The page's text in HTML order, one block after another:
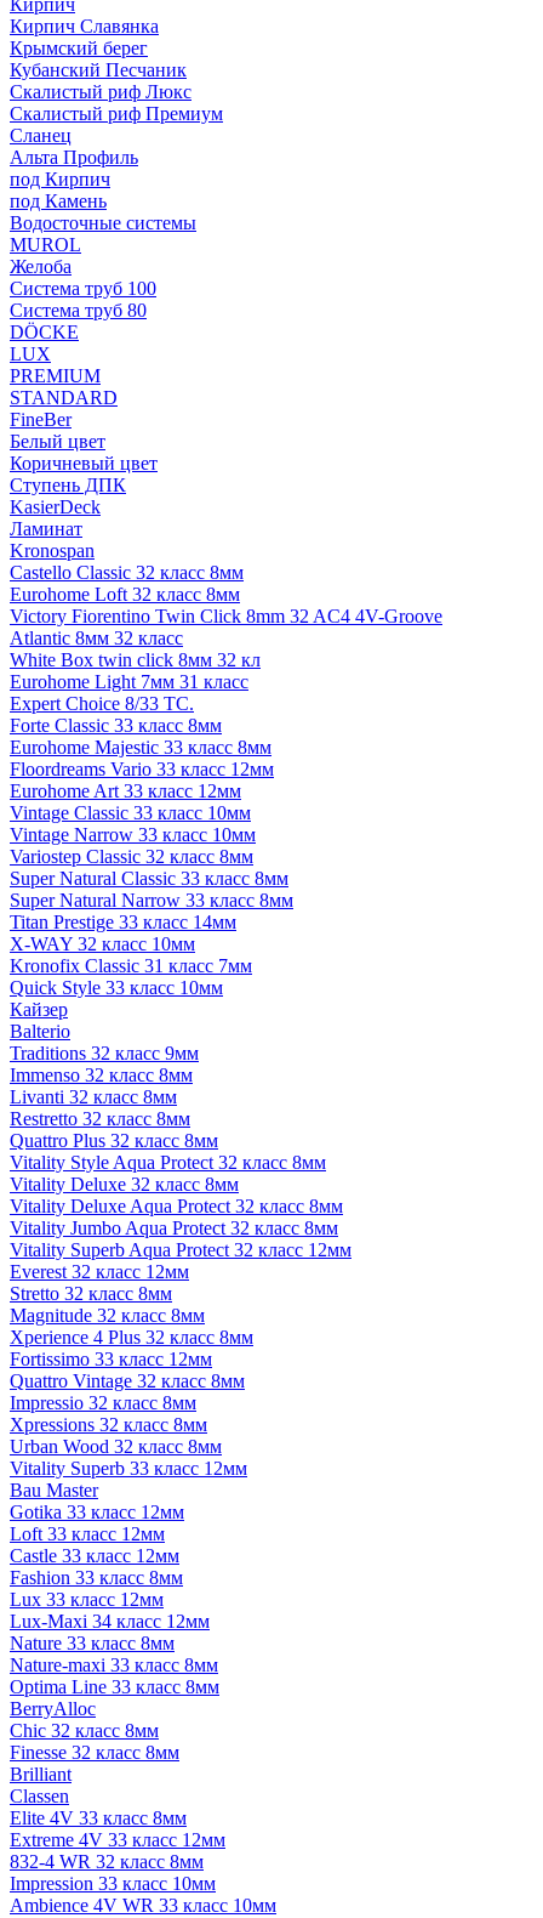
Кирпич
Кирпич Славянка
Крымский берег
Кубанский Песчаник
Скалистый риф Люкс
Скалистый риф Премиум
Сланец
Альта Профиль
под Кирпич
под Камень
Водосточные системы
MUROL
Желоба
Система труб 100
Система труб 80
DÖCKE
LUX
PREMIUM
STANDARD
FineBer
Белый цвет
Коричневый цвет
Ступень ДПК
KasierDeck
Ламинат
Kronospan
Castello Classic 32 класс 8мм
Eurohome Loft 32 класс 8мм
Victory Fiorentino Twin Click 8mm 32 AC4 4V-Groove
Atlantic 8мм 32 класс
White Box twin click 8мм 32 кл
Eurohome Light 7мм 31 класс
Expert Choice 8/33 TC.
Forte Classic 33 класс 8мм
Eurohome Majestic 33 класс 8мм
Floordreams Vario 33 класс 12мм
Eurohome Art 33 класс 12мм
Vintage Classic 33 класс 10мм
Vintage Narrow 33 класс 10мм
Variostep Classic 32 класс 8мм
Super Natural Classic 33 класс 8мм
Super Natural Narrow 33 класс 8мм
Titan Prestige 33 класс 14мм
X-WAY 32 класс 10мм
Kronofix Classic 31 класс 7мм
Quick Style 33 класс 10мм
Кайзер
Balterio
Traditions 32 класс 9мм
Immenso 32 класс 8мм
Livanti 32 класс 8мм
Restretto 32 класс 8мм
Quattro Plus 32 класс 8мм
Vitality Style Aqua Protect 32 класс 8мм
Vitality Deluxe 32 класс 8мм
Vitality Deluxe Aqua Protect 32 класс 8мм
Vitality Jumbo Aqua Protect 32 класс 8мм
Vitality Superb Aqua Protect 32 класс 12мм
Everest 32 класс 12мм
Stretto 32 класс 8мм
Magnitude 32 класс 8мм
Xperience 4 Plus 32 класс 8мм
Fortissimo 33 класс 12мм
Quattro Vintage 32 класс 8мм
Impressio 32 класс 8мм
Xpressions 32 класс 8мм
Urban Wood 32 класс 8мм
Vitality Superb 33 класс 12мм
Bau Master
Gotika 33 класс 12мм
Loft 33 класс 12мм
Castle 33 класс 12мм
Fashion 33 класс 8мм
Lux 33 класс 12мм
Lux-Maxi 34 класс 12мм
Nature 33 класс 8мм
Nature-maxi 33 класс 8мм
Optima Line 33 класс 8мм
BerryAlloc
Chic 32 класс 8мм
Finesse 32 класс 8мм
Brilliant
Classen
Elite 4V 33 класс 8мм
Extreme 4V 33 класс 12мм
832-4 WR 32 класс 8мм
Impression 33 класс 10мм
Ambience 4V WR 33 класс 10мм